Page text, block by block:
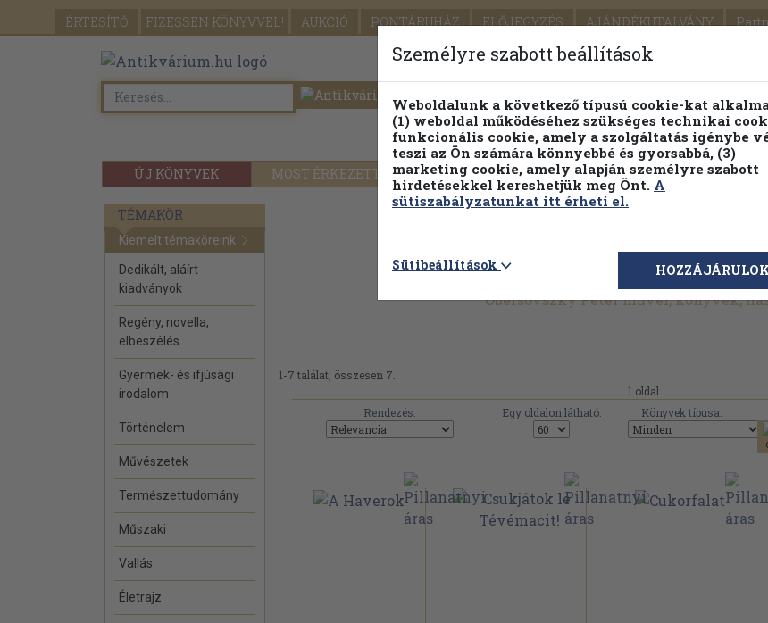
ÉRTESÍTŐ FIZESSEN KÖNYVVEL! AUKCIÓ PONTÁRUHÁZ ELŐJEGYZÉS AJÁNDÉKUTALVÁNY
ÚJ KÖNYVEK MOST ÉRKEZETT PILLANATNYI ÁRAINK FENNTARTHATÓ
Részletes kereső Témaköri fa
TÉMAKÖR
Kiemelt témaköreink
Dedikált, aláírt
kiadványok
Regény, novella,
elbeszélés
Gyermek- és ifjúsági
irodalom
Történelem
Művészetek
Természettudomány
Műszaki
Vallás
Életrajz
Obersovszky Péter művei, könyvek,
1-7 találat, összesen 7.
1 oldal
Rendezés:
Egy oldalon látható: Könyvek típusa:
Személyre szabott beállítások
Weboldalunk a következő típusú cookie-kat
(1) weboldal működéséhez szükséges technikai
funkcionális cookie, amely a szolgáltatás igénybe
teszi az Ön számára könnyebbé és gyorsabbá, (3)
marketing cookie, amely alapján személyre szabott
hirdetésekkel kereshetjük meg Önt. A
sütiszabályzatunkat itt érheti el.
Sütibeállítások HOZZÁJÁRULOK